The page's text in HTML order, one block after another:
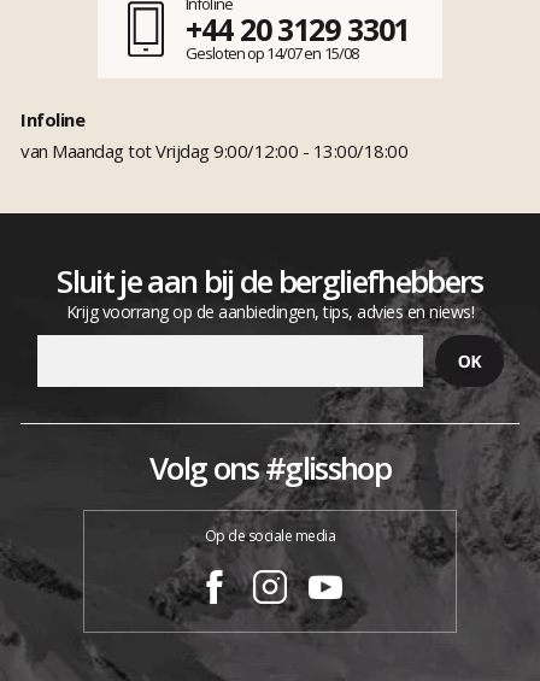
+44 20 3129 3301
Gesloten op 14/07 en 15/08
Infoline
van Maandag tot Vrijdag 9:00/12:00 - 13:00/18:00
Sluit je aan bij de bergliefhebbers
Krijg voorrang op de aanbiedingen, tips, advies en niews!
Volg ons #glisshop
Op de sociale media